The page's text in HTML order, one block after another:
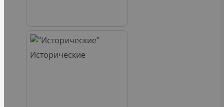
Исторические